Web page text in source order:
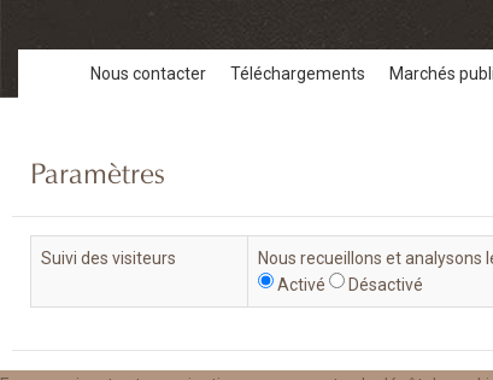
Nous contacter Téléchargements Marchés
Paramètres
Suivi des visiteurs
Nous recueillons et
Activé
Désactivé